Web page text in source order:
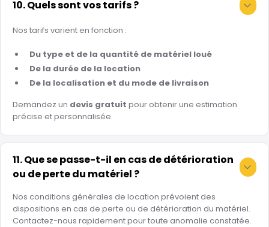
10. Quels sont vos tarifs ?
Nos tarifs varient en fonction :
Du type et de la quantité de matériel loué
De la durée de la location
De la localisation et du mode de livraison
Demandez un devis gratuit pour obtenir une estimation
précise et personnalisée.
11. Que se passe-t-il en cas de détérioration
ou de perte du matériel ?
Nos conditions générales de location prévoient des
dispositions en cas de perte ou de détérioration du matériel.
Contactez-nous rapidement pour toute anomalie constatée.